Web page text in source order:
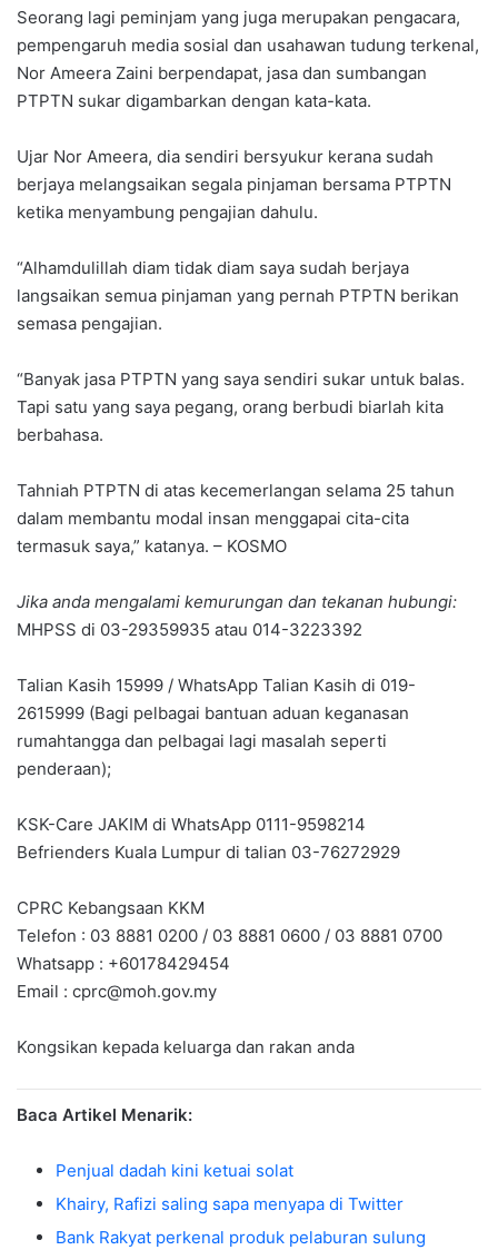
Seorang lagi peminjam yang juga merupakan pengacara,
pempengaruh media sosial dan usahawan tudung terkenal,
Nor Ameera Zaini berpendapat, jasa dan sumbangan
PTPTN sukar digambarkan dengan kata-kata.
Ujar Nor Ameera, dia sendiri bersyukur kerana sudah
berjaya melangsaikan segala pinjaman bersama PTPTN
ketika menyambung pengajian dahulu.
“Alhamdulillah diam tidak diam saya sudah berjaya
langsaikan semua pinjaman yang pernah PTPTN berikan
semasa pengajian.
“Banyak jasa PTPTN yang saya sendiri sukar untuk balas.
Tapi satu yang saya pegang, orang berbudi biarlah kita
berbahasa.
Tahniah PTPTN di atas kecemerlangan selama 25 tahun
dalam membantu modal insan menggapai cita-cita
termasuk saya,” katanya. – KOSMO
Jika anda mengalami kemurungan dan tekanan hubungi:
MHPSS di 03-29359935 atau 014-3223392
Talian Kasih 15999 / WhatsApp Talian Kasih di 019-
2615999 (Bagi pelbagai bantuan aduan keganasan
rumahtangga dan pelbagai lagi masalah seperti
penderaan);
KSK-Care JAKIM di WhatsApp 0111-9598214
Befrienders Kuala Lumpur di talian 03-76272929
CPRC Kebangsaan KKM
Telefon : 03 8881 0200 / 03 8881 0600 / 03 8881 0700
Whatsapp : +60178429454
Email : cprc@moh.gov.my
Kongsikan kepada keluarga dan rakan anda
Baca Artikel Menarik:
Penjual dadah kini ketuai solat
Khairy, Rafizi saling sapa menyapa di Twitter
Bank Rakyat perkenal produk pelaburan sulung